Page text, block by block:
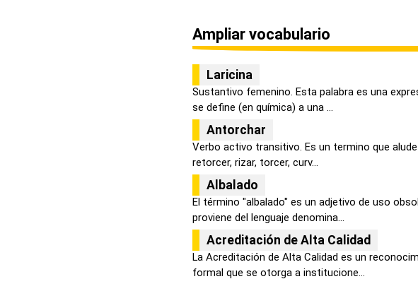
Ampliar vocabulario
Laricina
Sustantivo femenino. Esta palabra es una
se define (en química) a una ...
Antorchar
Verbo activo transitivo. Es un termino que alude
retorcer, rizar, torcer, curv...
Albalado
El término "albalado" es un adjetivo de uso
proviene del lenguaje denomina...
Acreditación de Alta Calidad
La Acreditación de Alta Calidad es un
formal que se otorga a institucione...